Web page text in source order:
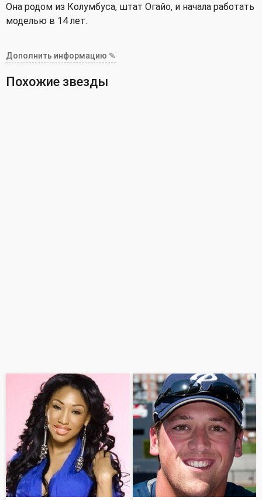
Она родом из Колумбуса, штат Огайо, и начала работать
моделью в 14 лет.
Дополнить информацию ✎
Похожие звезды